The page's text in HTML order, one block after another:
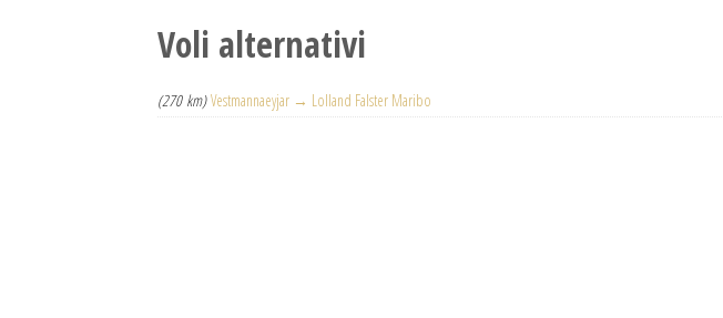
Voli alternativi
(270 km) Vestmannaeyjar → Lolland Falster Maribo